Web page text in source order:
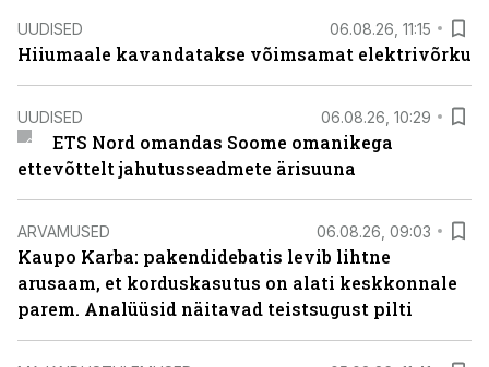
UUDISED 06.08.26, 11:15
Hiiumaale kavandatakse võimsamat elektrivõrku
UUDISED 06.08.26, 10:29
ETS Nord omandas Soome omanikega
ettevõttelt jahutusseadmete ärisuuna
ARVAMUSED 06.08.26, 09:03
Kaupo Karba: pakendidebatis levib lihtne
arusaam, et korduskasutus on alati keskkonnale
parem. Analüüsid näitavad teistsugust pilti